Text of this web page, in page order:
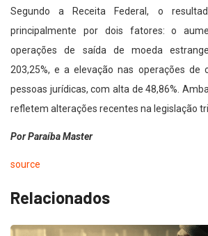
Segundo a Receita Federal, o
principalmente por dois fatores: o
operações de saída de moeda
203,25%, e a elevação nas operações de
pessoas jurídicas, com alta de 48,86%.
refletem alterações recentes na legislação
Por Paraíba Master
source
Relacionados